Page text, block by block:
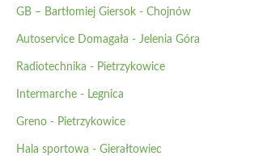
GB – Bartłomiej Giersok - Chojnów
Autoservice Domagała - Jelenia Góra
Radiotechnika - Pietrzykowice
Intermarche - Legnica
Greno - Pietrzykowice
Hala sportowa - Gierałtowiec